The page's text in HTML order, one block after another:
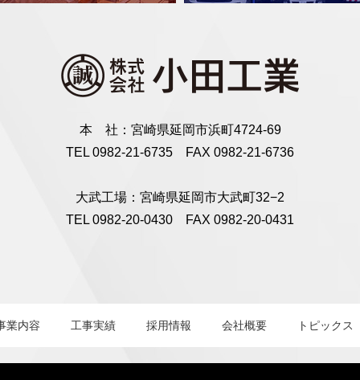
本 社：宮崎県延岡市浜町4724-69
TEL 0982-21-6735 FAX 0982-21-6736
大武工場：宮崎県延岡市大武町32−2
TEL 0982-20-0430 FAX 0982-20-0431
業内容 工事実績 採用情報 会社概要 トピックス